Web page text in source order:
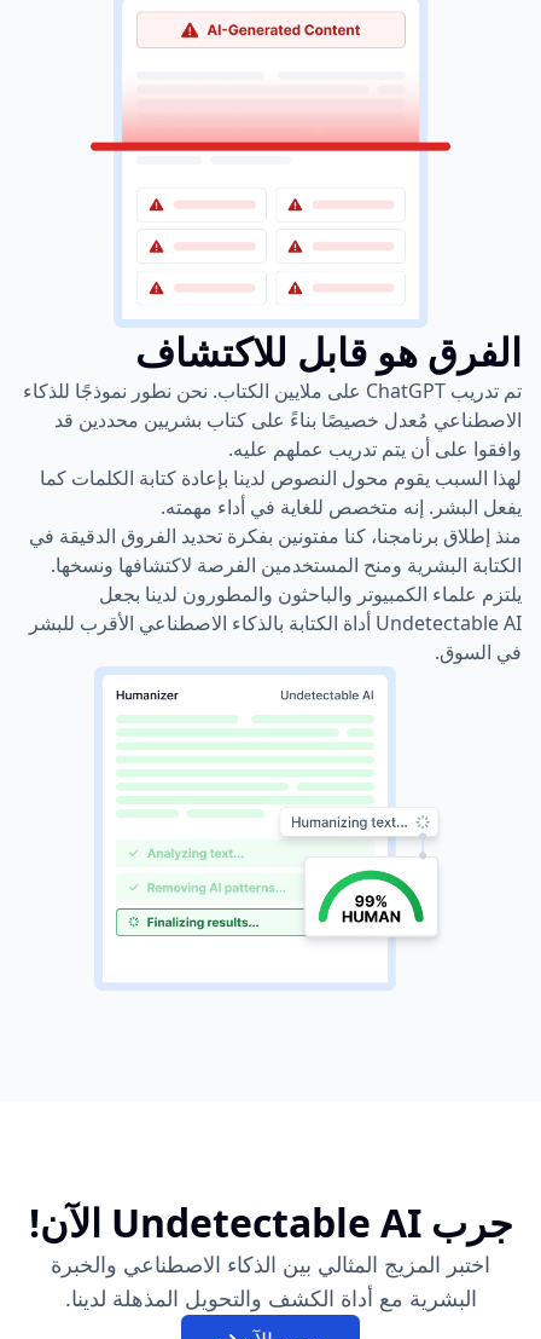
الفرق هو قابل للاكتشاف
تم تدريب ChatGPT على ملايين الكتاب. نحن نطور نموذجًا للذكاء
الاصطناعي مُعدل خصيصًا بناءً على كتاب بشريين محددين قد
وافقوا على أن يتم تدريب عملهم عليه.
لهذا السبب يقوم محول النصوص لدينا بإعادة كتابة الكلمات كما
يفعل البشر. إنه متخصص للغاية في أداء مهمته.
منذ إطلاق برنامجنا، كنا مفتونين بفكرة تحديد الفروق الدقيقة في
الكتابة البشرية ومنح المستخدمين الفرصة لاكتشافها ونسخها.
يلتزم علماء الكمبيوتر والباحثون والمطورون لدينا بجعل
Undetectable AI أداة الكتابة بالذكاء الاصطناعي الأقرب للبشر
في السوق.
جرب Undetectable AI الآن!
اختبر المزيج المثالي بين الذكاء الاصطناعي والخبرة
البشرية مع أداة الكشف والتحويل المذهلة لدينا.